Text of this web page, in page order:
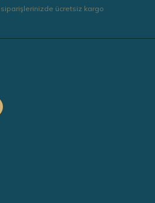
siparişlerinizde ücretsiz kargo